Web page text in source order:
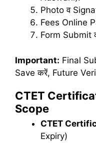
Photo व
Fees Online
Form Submit
Important: Final
Save करें, Future
CTET
Scope
CTET
Expiry)